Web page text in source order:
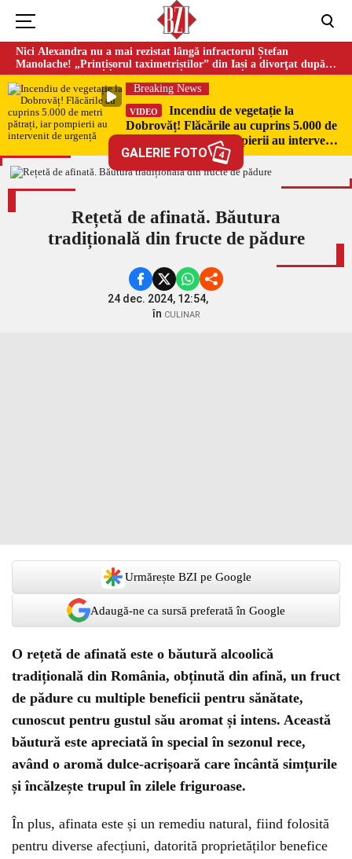
Nici Alexandra nu a mai rezistat lângă infractorul Ștefan
Manolache! „Prințișorul taximetriștilor” din Iași a divorţat după
doi ani de căsnicie
Breaking News
VIDEO
Incendiu de vegetație la
Dobrovăț! Flăcările au cuprins 5.000 de
metri pătrați, iar pompierii au intervenit
de urgență
GALERIE FOTO 4
Rețetă de afinată. Băutura
tradițională din fructe de pădure
24 dec. 2024, 12:54,
în CULINAR
Urmărește BZI pe Google
Adaugă-ne ca sursă preferată în Google
O rețetă de afinată este o băutură alcoolică
tradițională din România, obținută din afină, un fruct
de pădure cu multiple beneficii pentru sănătate,
cunoscut pentru gustul său aromat și intens. Această
băutură este apreciată în special în sezonul rece,
având o aromă dulce-acrișoară care încântă simțurile
și încălzește trupul în zilele friguroase.
În plus, afinata este și un remediu natural, fiind folosită
pentru diverse afecțiuni, datorită proprietăților benefice